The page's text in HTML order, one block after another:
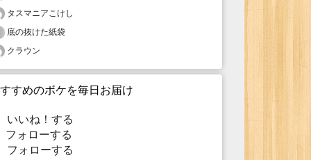
タスマニアこけし
底の抜けた紙袋
クラウン
すめのボケを毎日お届け
いいね！する
ォローする
フォローする